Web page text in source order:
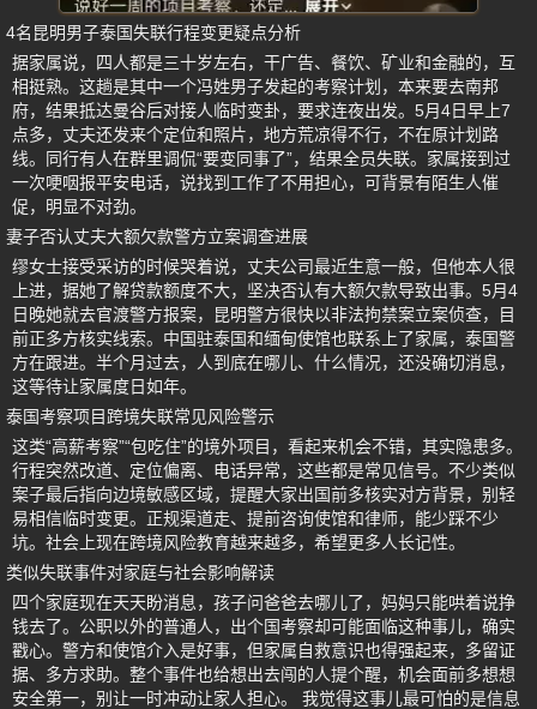
4名昆明男子泰国失联行程变更疑点分析
据家属说，四人都是三十岁左右，干广告、餐饮、矿业和金融的，互
相挺熟。这趟是其中一个冯姓男子发起的考察计划，本来要去南邦
府，结果抵达曼谷后对接人临时变卦，要求连夜出发。5月4日早上7
点多，丈夫还发来个定位和照片，地方荒凉得不行，不在原计划路
线。同行有人在群里调侃“要变同事了”，结果全员失联。家属接到过
一次哽咽报平安电话，说找到工作了不用担心，可背景有陌生人催
促，明显不对劲。
妻子否认丈夫大额欠款警方立案调查进展
缪女士接受采访的时候哭着说，丈夫公司最近生意一般，但他本人很
上进，据她了解贷款额度不大，坚决否认有大额欠款导致出事。5月4
日晚她就去官渡警方报案，昆明警方很快以非法拘禁案立案侦查，目
前正多方核实线索。中国驻泰国和缅甸使馆也联系上了家属，泰国警
方在跟进。半个月过去，人到底在哪儿、什么情况，还没确切消息，
这等待让家属度日如年。
泰国考察项目跨境失联常见风险警示
这类“高薪考察”“包吃住”的境外项目，看起来机会不错，其实隐患多。
行程突然改道、定位偏离、电话异常，这些都是常见信号。不少类似
案子最后指向边境敏感区域，提醒大家出国前多核实对方背景，别轻
易相信临时变更。正规渠道走、提前咨询使馆和律师，能少踩不少
坑。社会上现在跨境风险教育越来越多，希望更多人长记性。
类似失联事件对家庭与社会影响解读
四个家庭现在天天盼消息，孩子问爸爸去哪儿了，妈妈只能哄着说挣
钱去了。公职以外的普通人，出个国考察却可能面临这种事儿，确实
戳心。警方和使馆介入是好事，但家属自救意识也得强起来，多留证
据、多方求助。整个事件也给想出去闯的人提个醒，机会面前多想想
安全第一，别让一时冲动让家人担心。 我觉得这事儿最可怕的是信息